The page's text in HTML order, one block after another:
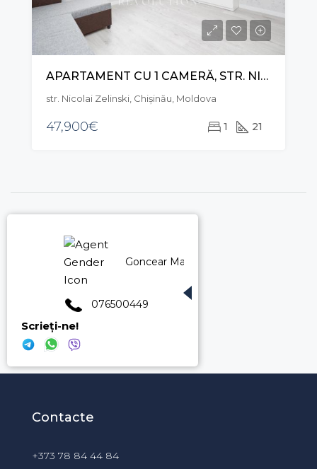
APARTAMENT CU 1 CAMERĂ, STR. NICOLAE ZELINSKI, BOTANICA
str. Nicolai Zelinski, Chișinău, Moldova
47,900€ 1 21
Goncear Marina
076500449
Scrieți-ne!
Contacte
+373 78 84 44 84